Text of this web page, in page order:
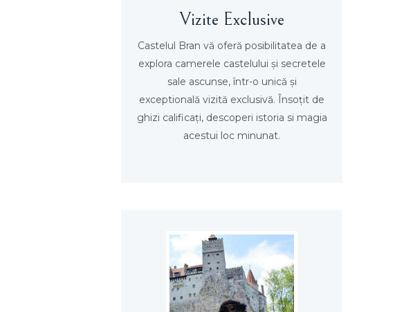
Vizite Exclusive
Castelul Bran vă oferă posibilitatea de a
explora camerele castelului și secretele
sale ascunse, într-o unică și
exceptională vizită exclusivă. Însoțit de
ghizi calificați, descoperi istoria si magia
acestui loc minunat.